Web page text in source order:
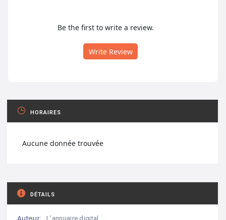
Be the first to write a review.
Write Review
HORAIRES
Aucune donnée trouvée
DÉTAILS
L'annuaire digital